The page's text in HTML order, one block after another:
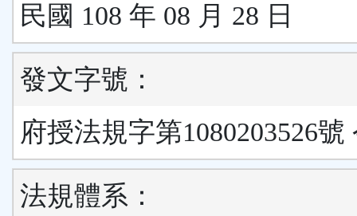
民國 108 年 08 月 28 日
發文字號：
府授法規字第1080203526號
法規體系：